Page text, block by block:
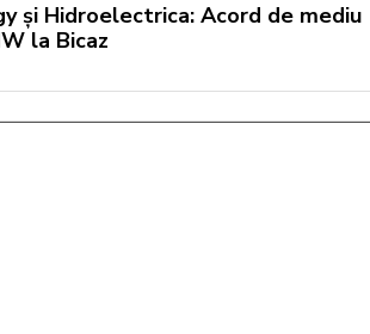
și Hidroelectrica: Acord de mediu
la Bicaz